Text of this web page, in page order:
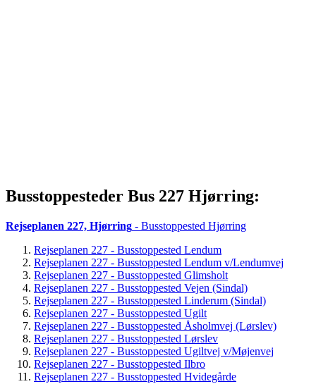
Busstoppesteder Bus 227 Hjørring:
Rejseplanen 227, Hjørring - Busstoppested Hjørring
Rejseplanen 227 - Busstoppested Lendum
Rejseplanen 227 - Busstoppested Lendum v/Lendumvej
Rejseplanen 227 - Busstoppested Glimsholt
Rejseplanen 227 - Busstoppested Vejen (Sindal)
Rejseplanen 227 - Busstoppested Linderum (Sindal)
Rejseplanen 227 - Busstoppested Ugilt
Rejseplanen 227 - Busstoppested Åsholmvej (Lørslev)
Rejseplanen 227 - Busstoppested Lørslev
Rejseplanen 227 - Busstoppested Ugiltvej v/Møjenvej
Rejseplanen 227 - Busstoppested Ilbro
Rejseplanen 227 - Busstoppested Hvidegårde